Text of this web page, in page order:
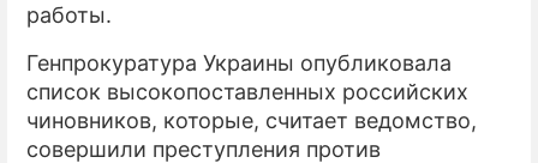
СТИЛЬ ЖИЗНИ
СЕРИАЛЫ
работы.
Генпрокуратура Украины опубликовала
список высокопоставленных российских
чиновников, которые, считает ведомство,
совершили преступления против